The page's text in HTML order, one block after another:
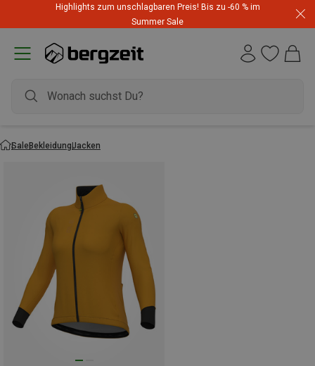
Highlights zum unschlagbaren Preis! Bis zu -60 % im
Summer Sale
SaleBekleidungJacken